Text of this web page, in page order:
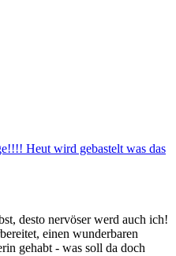
Heut wird gebastelt was das
desto nervöser werd auch ich!
einen wunderbaren
gehabt - was soll da doch